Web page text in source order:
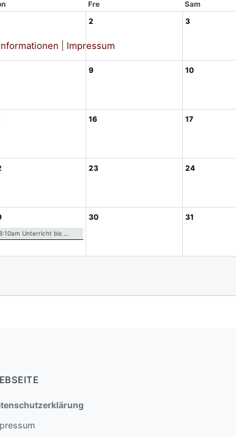
Fre Sam
2 3
9 10
16 17
23 24
Unterricht bis ...
30 31
Impressum